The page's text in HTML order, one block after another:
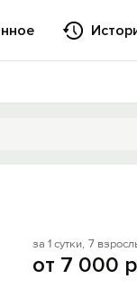
за 1 сутки, 7
от 7 000